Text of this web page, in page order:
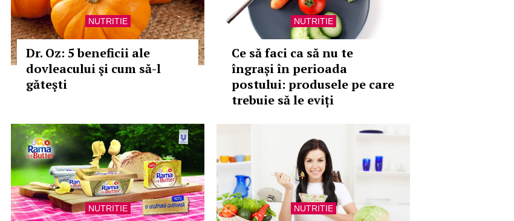
NUTRITIE
Dr. Oz: 5 beneficii ale
dovleacului şi cum să-l
găteşti
NUTRITIE
Ce să faci ca să nu te
îngrași în perioada
postului: produsele pe care
trebuie să le eviți
NUTRITIE NUTRITIE